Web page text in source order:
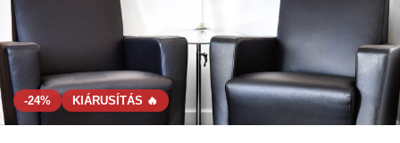
-24% KIÁRUSÍTÁS 🔥